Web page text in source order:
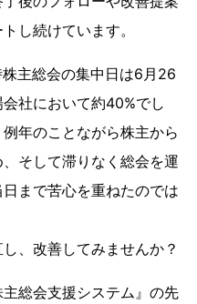
し続けています。
主総会の集中日は6月26
社において約40%でし
年のことながら株主から
そして滞りなく総会を運
まで苦心を重ねたのでは
、改善してみませんか？
総会支援システム』の先